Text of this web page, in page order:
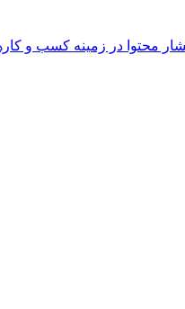
محتوا در زمینه کسب و